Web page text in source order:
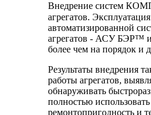
Внедрение систем
агрегатов.
автоматизированной
агрегатов - АСУ БЭР™ и
более чем на порядок и
Результаты внедрения
работы агрегатов,
обнаруживать
полностью
ремонтопригодность и